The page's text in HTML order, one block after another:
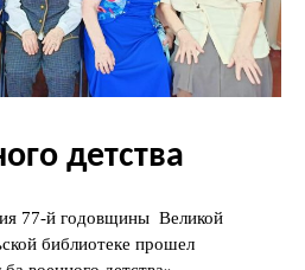
детства
77-й годовщины Великой
библиотеке прошел